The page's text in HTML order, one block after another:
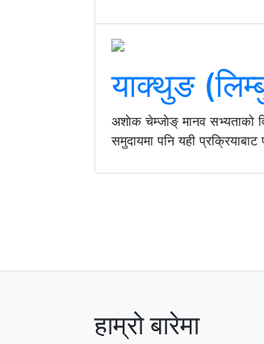
याक्थुङ
अशाेक चेम्जाेङ् मानव सभ्यताको
समुदायमा पनि यही
हाम्रो बारेमा